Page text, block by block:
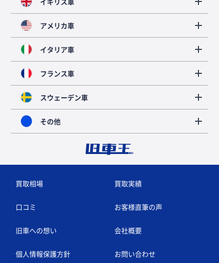
アメリカ車
イタリア車
フランス車
スウェーデン車
その他
買取相場 買取実績
口コミ お客様直筆の声
旧車への想い 会社概要
個人情報保護方針 お問い合わせ